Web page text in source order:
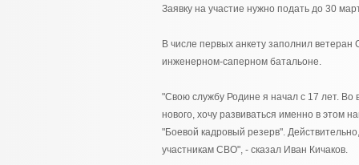
Заявку на участие нужно подать до 30
В числе первых анкету заполнил
инженерном-саперном батальоне.
"Свою службу Родине я начал с 17 лет. Во
нового, хочу развиваться именно в этом
"Боевой кадровый резерв".
участникам СВО", - сказал Иван Кичаков.